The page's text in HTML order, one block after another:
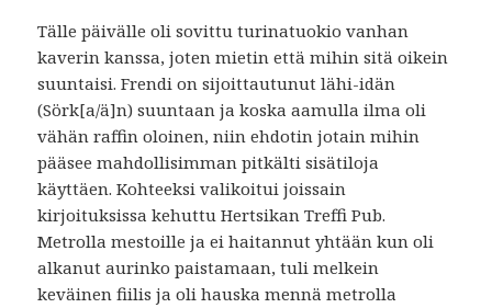
Tälle päivälle oli sovittu turinatuokio vanhan
kaverin kanssa, joten mietin että mihin sitä oikein
suuntaisi. Frendi on sijoittautunut lähi-idän
(Sörk[a/ä]n) suuntaan ja koska aamulla ilma oli
vähän raffin oloinen, niin ehdotin jotain mihin
pääsee mahdollisimman pitkälti sisätiloja
käyttäen. Kohteeksi valikoitui joissain
kirjoituksissa kehuttu Hertsikan Treffi Pub.
Metrolla mestoille ja ei haitannut yhtään kun oli
alkanut aurinko paistamaan, tuli melkein
keväinen fiilis ja oli hauska mennä metrolla